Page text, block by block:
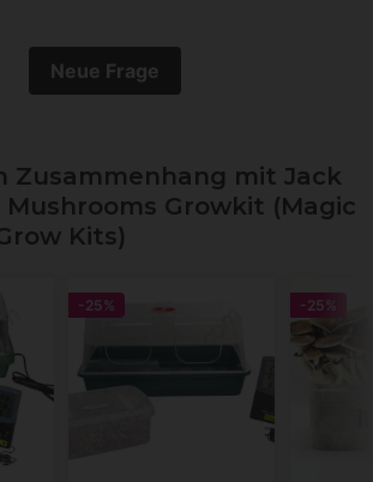
Neue Frage
Zusammenhang mit Jack
Mushrooms Growkit (Magic
Kits)
-25% -25%